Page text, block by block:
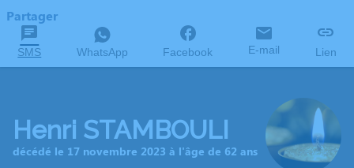
Partager
SMS WhatsApp Facebook E-mail Lien
Henri STAMBOULI
décédé le 17 novembre 2023 à l'âge de 62 ans